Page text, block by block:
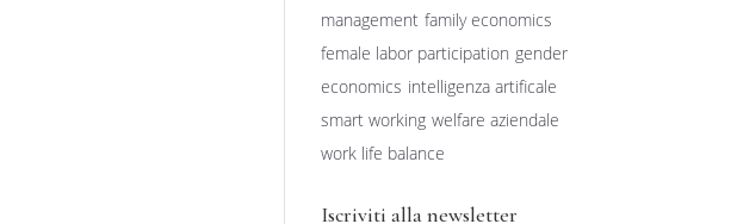
management family economics
female labor participation gender
economics intelligenza artificale
smart working welfare aziendale
work life balance
Iscriviti alla newsletter